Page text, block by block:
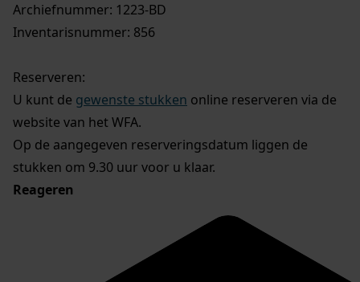
Archiefnummer: 1223-BD
Inventarisnummer: 856
Reserveren:
U kunt de gewenste stukken online reserveren via de
website van het WFA.
Op de aangegeven reserveringsdatum liggen de
stukken om 9.30 uur voor u klaar.
Reageren